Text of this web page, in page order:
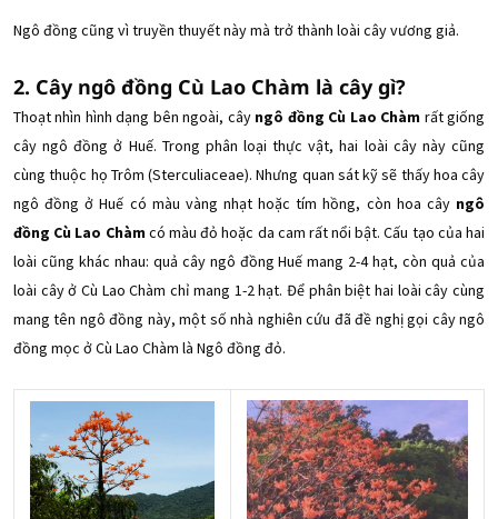
Ngô đồng cũng vì truyền thuyết này mà trở thành loài cây vương giả.
2. Cây ngô đồng Cù Lao Chàm là cây gì?
Thoạt nhìn hình dạng bên ngoài, cây ngô đồng Cù Lao Chàm rất giống
cây ngô đồng ở Huế. Trong phân loại thực vật, hai loài cây này cũng
cùng thuộc họ Trôm (Sterculiaceae). Nhưng quan sát kỹ sẽ thấy hoa cây
ngô đồng ở Huế có màu vàng nhạt hoặc tím hồng, còn hoa cây ngô
đồng Cù Lao Chàm có màu đỏ hoặc da cam rất nổi bật. Cấu tạo của hai
loài cũng khác nhau: quả cây ngô đồng Huế mang 2-4 hạt, còn quả của
loài cây ở Cù Lao Chàm chỉ mang 1-2 hạt. Để phân biệt hai loài cây cùng
mang tên ngô đồng này, một số nhà nghiên cứu đã đề nghị gọi cây ngô
đồng mọc ở Cù Lao Chàm là Ngô đồng đỏ.